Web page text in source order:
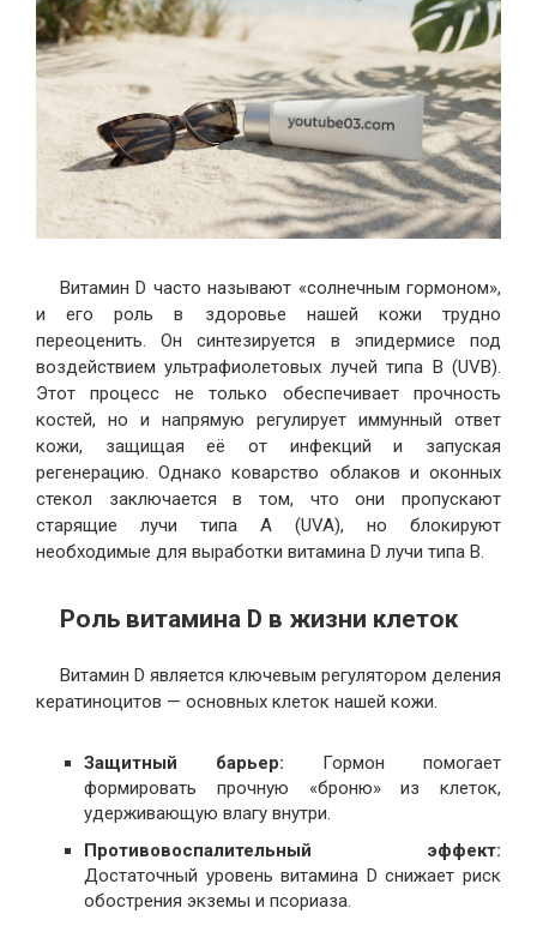
Витамин D часто называют «солнечным гормоном»,
и его роль в здоровье нашей кожи трудно
переоценить. Он синтезируется в эпидермисе под
воздействием ультрафиолетовых лучей типа B (UVB).
Этот процесс не только обеспечивает прочность
костей, но и напрямую регулирует иммунный ответ
кожи, защищая её от инфекций и запуская
регенерацию. Однако коварство облаков и оконных
стекол заключается в том, что они пропускают
старящие лучи типа A (UVA), но блокируют
необходимые для выработки витамина D лучи типа B.
Роль витамина D в жизни клеток
Витамин D является ключевым регулятором деления
кератиноцитов — основных клеток нашей кожи.
Защитный барьер: Гормон помогает
формировать прочную «броню» из клеток,
удерживающую влагу внутри.
Противовоспалительный эффект:
Достаточный уровень витамина D снижает риск
обострения экземы и псориаза.